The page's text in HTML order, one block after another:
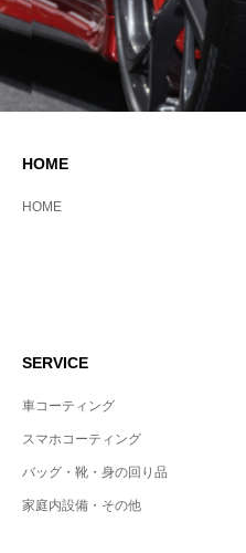
HOME
HOME
SERVICE
車コーティング
スマホコーティング
バッグ・靴・身の回り品
家庭内設備・その他